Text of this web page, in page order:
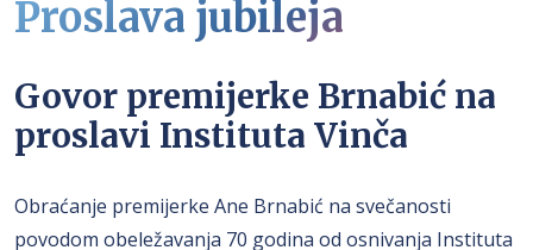
Proslava jubileja
Govor premijerke Brnabić na
proslavi Instituta Vinča
Obraćanje premijerke Ane Brnabić na svečanosti
povodom obeležavanja 70 godina od osnivanja Instituta